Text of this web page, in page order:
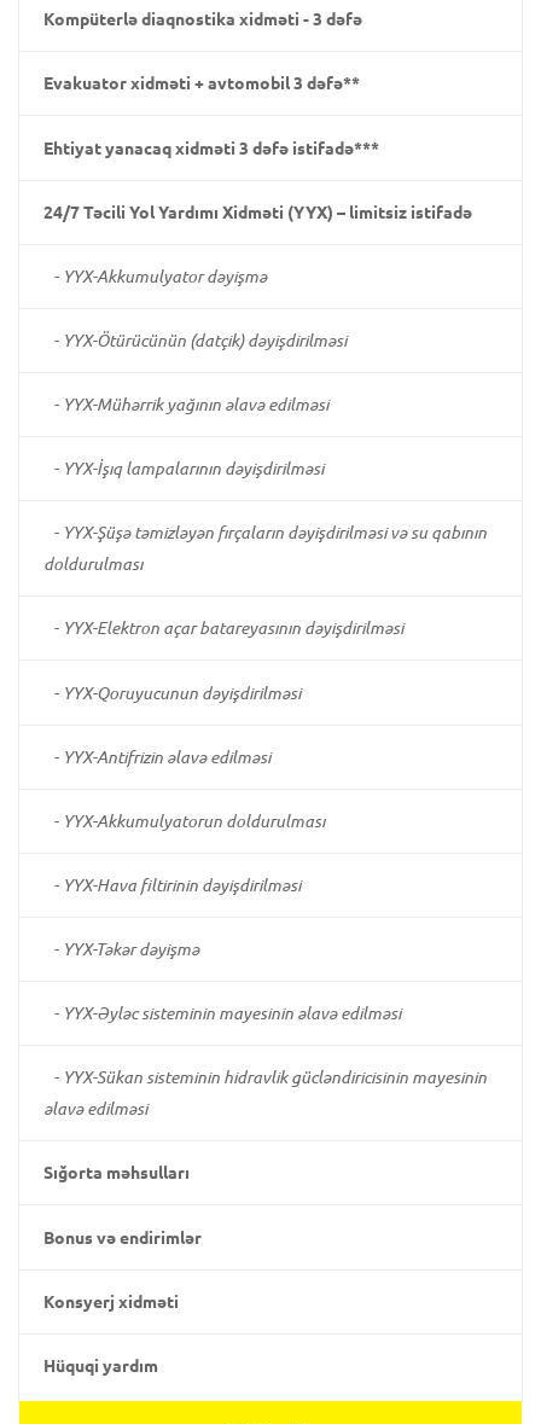
Kompüterlə diaqnostika xidməti - 3 dəfə
Evakuator xidməti + avtomobil 3 dəfə**
Ehtiyat yanacaq xidməti 3 dəfə istifadə***
24/7 Təcili Yol Yardımı Xidməti (YYX) – limitsiz istifadə
- YYX-Akkumulyator dəyişmə
- YYX-Ötürücünün (datçik) dəyişdirilməsi
- YYX-Mühərrik yağının əlavə edilməsi
- YYX-İşıq lampalarının dəyişdirilməsi
- YYX-Şüşə təmizləyən fırçaların dəyişdirilməsi və su qabının
doldurulması
- YYX-Elektron açar batareyasının dəyişdirilməsi
- YYX-Qoruyucunun dəyişdirilməsi
- YYX-Antifrizin əlavə edilməsi
- YYX-Akkumulyatorun doldurulması
- YYX-Hava filtirinin dəyişdirilməsi
- YYX-Təkər dəyişmə
- YYX-Əyləc sisteminin mayesinin əlavə edilməsi
- YYX-Sükan sisteminin hidravlik gücləndiricisinin mayesinin
əlavə edilməsi
Sığorta məhsulları
Bonus və endirimlər
Konsyerj xidməti
Hüquqi yardım